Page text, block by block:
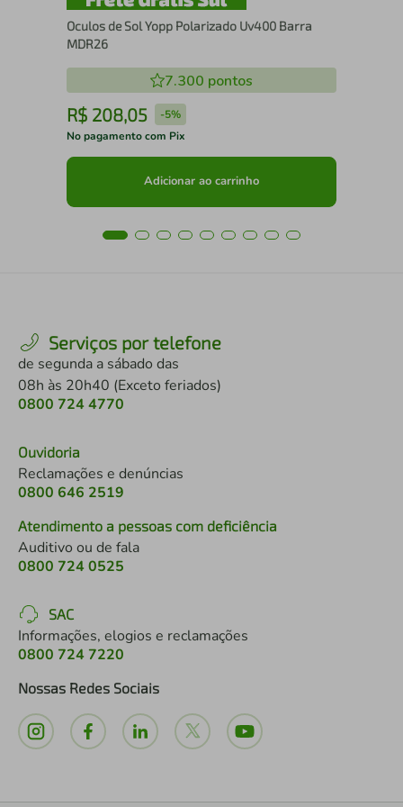
Oculos de Sol Yopp Polarizado Uv400 Barra
MDR26
7.300 pontos
R$ 208,05 -5%
No pagamento com Pix
Adicionar ao carrinho
Serviços por telefone
de segunda a sábado das
08h às 20h40 (Exceto feriados)
0800 724 4770
Ouvidoria
Reclamações e denúncias
0800 646 2519
Atendimento a pessoas com deficiência
Auditivo ou de fala
0800 724 0525
SAC
Informações, elogios e reclamações
0800 724 7220
Nossas Redes Sociais